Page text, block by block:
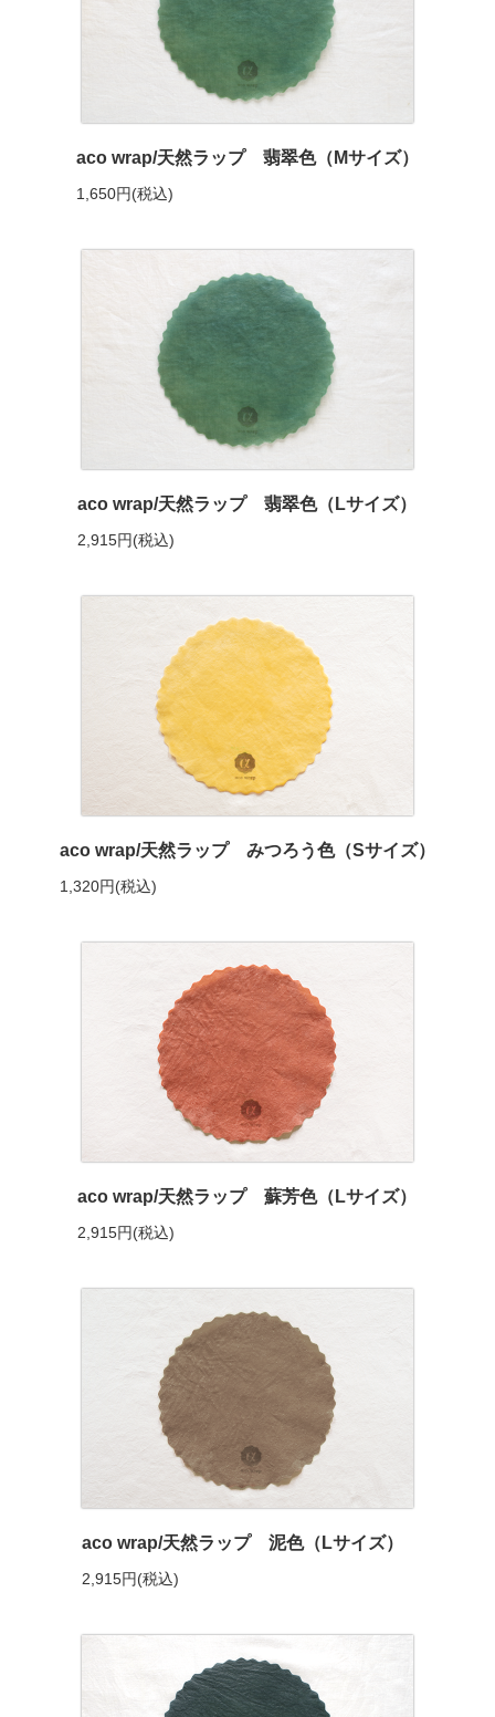
aco wrap/天然ラップ 翡翠色（Mサイズ）
1,650円(税込)
aco wrap/天然ラップ 翡翠色（Lサイズ）
2,915円(税込)
aco wrap/天然ラップ みつろう色（Sサイズ）
1,320円(税込)
aco wrap/天然ラップ 蘇芳色（Lサイズ）
2,915円(税込)
aco wrap/天然ラップ 泥色（Lサイズ）
2,915円(税込)